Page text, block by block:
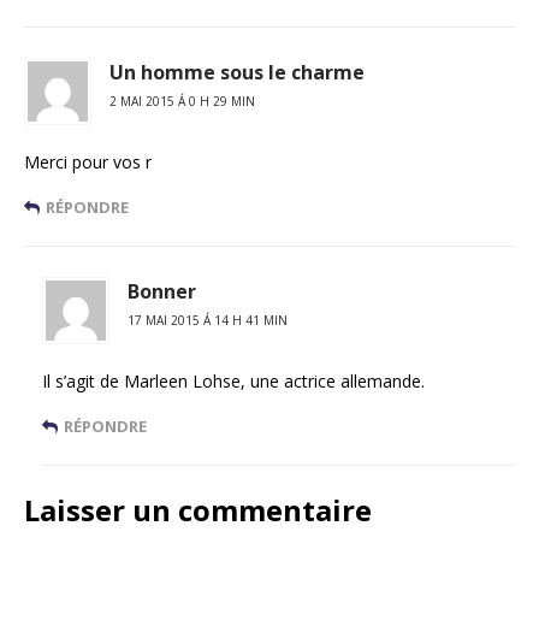
Un homme sous le charme
2 MAI 2015 Á 0 H 29 MIN
Merci pour vos r
RÉPONDRE
Bonner
17 MAI 2015 Á 14 H 41 MIN
Il s’agit de Marleen Lohse, une actrice allemande.
RÉPONDRE
Laisser un commentaire